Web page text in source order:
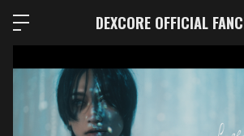
DEXCORE OFFICIAL